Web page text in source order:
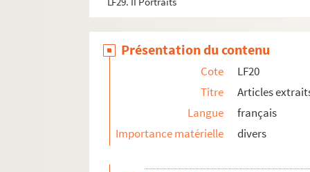
Présentation du contenu
Cote
LF20
Titre
Articles
Langue
français
Importance matérielle
divers